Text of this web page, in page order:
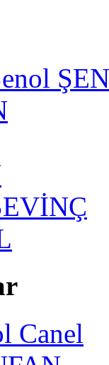
Canel